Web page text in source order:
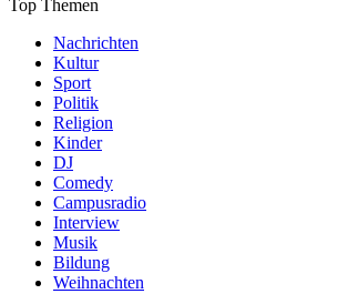
Top Themen
Nachrichten
Kultur
Sport
Politik
Religion
Kinder
DJ
Comedy
Campusradio
Interview
Musik
Bildung
Weihnachten